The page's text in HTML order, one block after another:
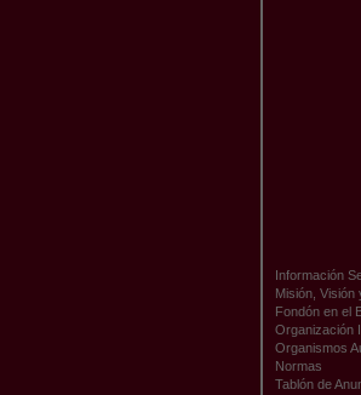
Información
Misión, Visión
Fondón en el
Organización
Organismos
Normas
Tablón de